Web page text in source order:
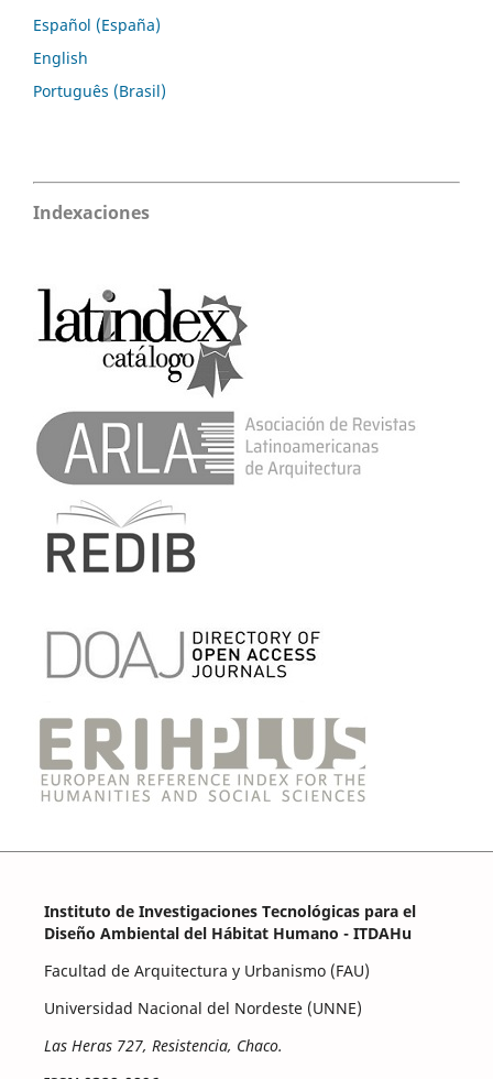
Español (España)
English
Português (Brasil)
Indexaciones
Instituto de Investigaciones Tecnológicas para el
Diseño Ambiental del Hábitat Humano - ITDAHu
Facultad de Arquitectura y Urbanismo (FAU)
Universidad Nacional del Nordeste (UNNE)
Las Heras 727, Resistencia, Chaco.